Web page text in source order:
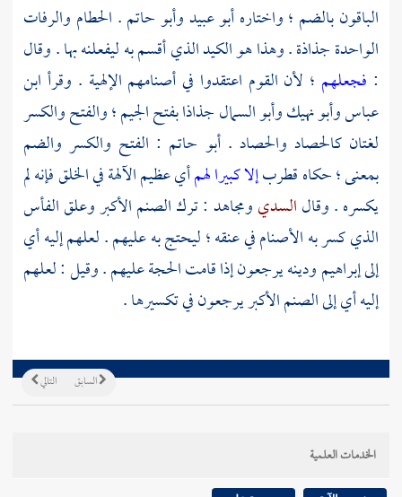
الباقون بالضم ؛ واختارهأبو عبيدوأبو حاتم. الحطام والرفات
الواحدة جذاذة . وهذا هو الكيد الذي أقسم به ليفعلنه بها . وقال
: فجعلهم ؛ لأن القوم اعتقدوا في أصنامهم الإلهية . وقرأ ابن
عباسوأبو نهيكوأبو السمالجذاذا بفتح الجيم ؛ والفتح والكسر
لغتان كالحصاد والحصاد .أبو حاتم : الفتح والكسر والضم
بمعنى ؛ حكاه قطربإلا كبيرا لهمأي عظيم الآلهة في الخلق فإنه لم
يكسره . وقالالسديومجاهد : ترك الصنم الأكبر وعلق الفأس
الذي كسر به الأصنام في عنقه ؛ ليحتج به عليهم . لعلهم إليه أي
إلىإبراهيمودينه يرجعون إذا قامت الحجة عليهم . وقيل : لعلهم
إليه أي إلى الصنم الأكبر يرجعون في تكسيرها .
التالي السابق
الخدمات العلمية